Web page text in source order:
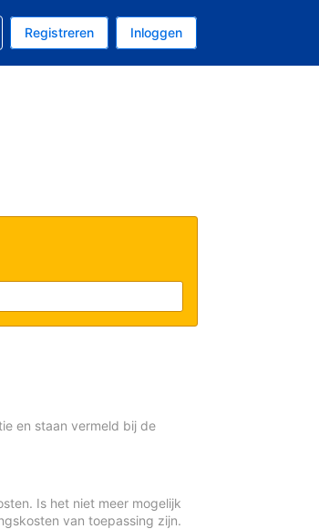
Registreren Inloggen
en staan vermeld bij de
Is het niet meer mogelijk
van toepassing zijn.